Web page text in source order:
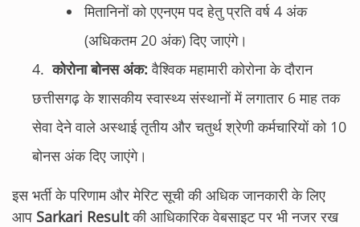
मितानिनों को एएनएम पद हेतु प्रति वर्ष 4 अंक
(अधिकतम 20 अंक) दिए जाएंगे।
कोरोना बोनस अंक: वैश्विक महामारी कोरोना के दौरान
छत्तीसगढ़ के शासकीय स्वास्थ्य संस्थानों में लगातार 6 माह तक
सेवा देने वाले अस्थाई तृतीय और चतुर्थ श्रेणी कर्मचारियों को 10
बोनस अंक दिए जाएंगे।
इस भर्ती के परिणाम और मेरिट सूची की अधिक जानकारी के लिए
आप Sarkari Resultकी आधिकारिक वेबसाइट पर भी नजर रख